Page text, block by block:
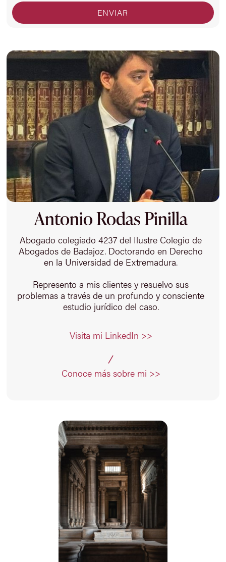
Antonio Rodas Pinilla
Abogado colegiado 4237 del Ilustre Colegio de
Abogados de Badajoz. Doctorando en Derecho
en la Universidad de Extremadura.
Represento a mis clientes y resuelvo sus
problemas a través de un profundo y consciente
estudio jurídico del caso.
Visita mi LinkedIn >>
Conoce más sobre mi >>